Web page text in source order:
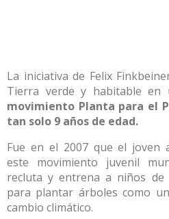
La iniciativa de Felix
Tierra verde y habitable en
movimiento Planta para el
tan solo 9 años de edad.
Fue en el 2007 que el joven
este movimiento juvenil
recluta y entrena a niños
para plantar árboles como
cambio climático.